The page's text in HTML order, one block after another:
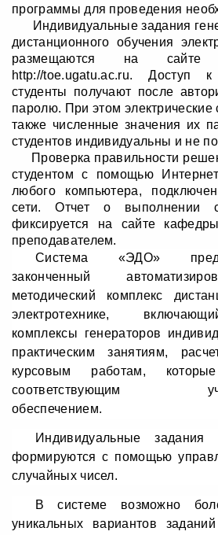
программы для проведения
Индивидуальные задания
дистанционного обучения
размещаются на
http://toe.ugatu.ac.ru. Доступ к
студенты получают после
паролю. При этом
также численные значения их
студентов индивидуальны и не
Проверка правильности
студентом с помощью
любого компьютера,
сети. Отчет о выполнении
фиксируется на сайте
преподавателем.
Система «ЭДО»
законченный
методический комплекс
электротехнике,
комплексы генераторов
практическим занятиям,
курсовым работам,
соответствующим
обеспечением.
Индивидуальные
формируются с помощью
случайных чисел.
В системе возможно
уникальных вариантов